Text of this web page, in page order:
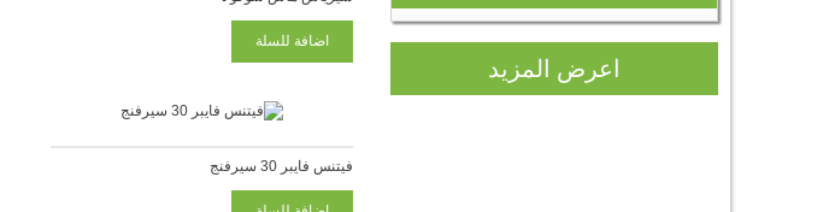
اعرض المزيد
فيتنس فايبر 30 سيرفنج